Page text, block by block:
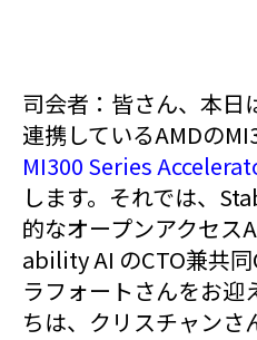
司会者：皆さん、本日
連携しているAMDの
MI300 Series
します。それでは、
的なオープンアクセス
ability AI のCTO兼共同
ラフォートさんをお迎
ちは、クリスチャンさ